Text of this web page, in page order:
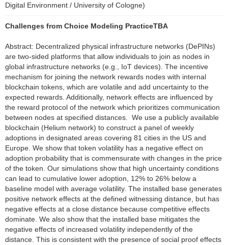
Digital Environment / University of Cologne)
Challenges from Choice Modeling PracticeTBA
Abstract: Decentralized physical infrastructure networks (DePINs)
are two-sided platforms that allow individuals to join as nodes in
global infrastructure networks (e.g., IoT devices). The incentive
mechanism for joining the network rewards nodes with internal
blockchain tokens, which are volatile and add uncertainty to the
expected rewards. Additionally, network effects are influenced by
the reward protocol of the network which prioritizes communication
between nodes at specified distances. We use a publicly available
blockchain (Helium network) to construct a panel of weekly
adoptions in designated areas covering 81 cities in the US and
Europe. We show that token volatility has a negative effect on
adoption probability that is commensurate with changes in the price
of the token. Our simulations show that high uncertainty conditions
can lead to cumulative lower adoption, 12% to 26% below a
baseline model with average volatility. The installed base generates
positive network effects at the defined witnessing distance, but has
negative effects at a close distance because competitive effects
dominate. We also show that the installed base mitigates the
negative effects of increased volatility independently of the
distance. This is consistent with the presence of social proof effects